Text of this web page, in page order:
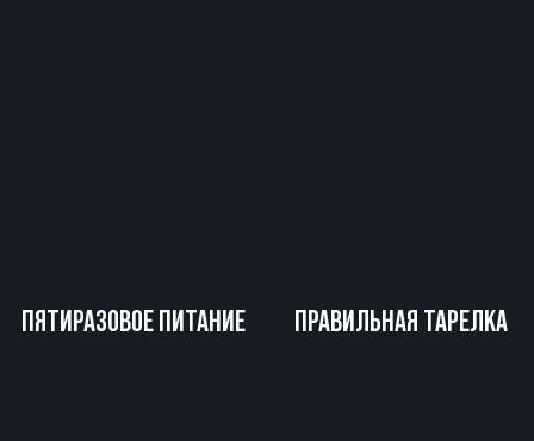
ПЯТИРАЗОВОЕ ПИТАНИЕ ПРАВИЛЬНАЯ ТАРЕЛКА